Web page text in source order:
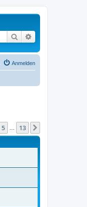
Suche
Anmelden
5 13